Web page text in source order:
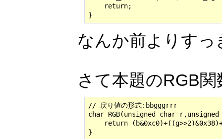
    return;
}
なんか前よりす
さて本題のRGB
// 戻り値の形式:bbgggrrr
char RGB(unsigned char
return
}